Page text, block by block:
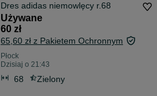
Dres adidas niemowlęcy r.68
Używane
60 zł
65,60 zł z Pakietem Ochronnym
Płock
Dzisiaj o 21:43
68 Zielony